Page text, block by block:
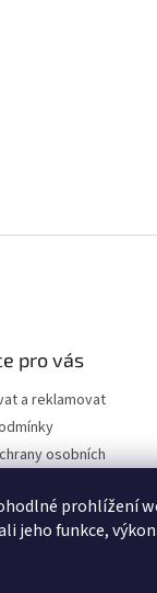
prohlížení
jeho funkce,
pro vás
a reklamovat
osobních